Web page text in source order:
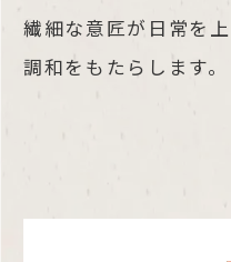
繊細な意匠が日常を
調和をもたらします。